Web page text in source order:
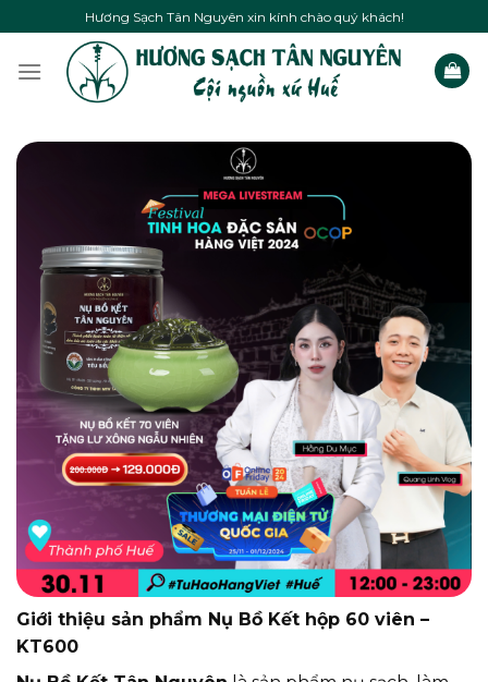
to
content
Hương Sạch Tân Nguyên xin kính chào quý khách!
Giới thiệu sản phẩm Nụ Bồ Kết hộp 60 viên –
KT600